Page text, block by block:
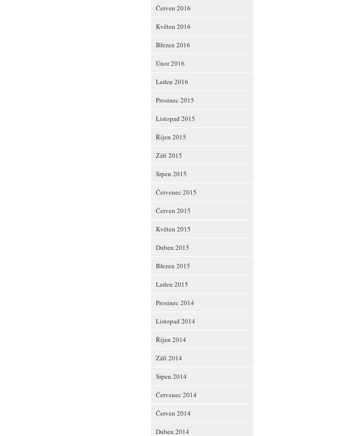
Červen 2016
Květen 2016
Březen 2016
Únor 2016
Leden 2016
Prosinec 2015
Listopad 2015
Říjen 2015
Září 2015
Srpen 2015
Červenec 2015
Červen 2015
Květen 2015
Duben 2015
Březen 2015
Leden 2015
Prosinec 2014
Listopad 2014
Říjen 2014
Září 2014
Srpen 2014
Červenec 2014
Červen 2014
Duben 2014